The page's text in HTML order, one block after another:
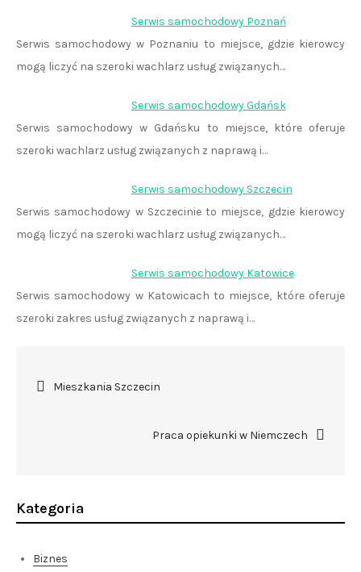
Serwis samochodowy Poznań
Serwis samochodowy w Poznaniu to miejsce, gdzie kierowcy
mogą liczyć na szeroki wachlarz usług związanych…
Serwis samochodowy Gdańsk
Serwis samochodowy w Gdańsku to miejsce, które oferuje
szeroki wachlarz usług związanych z naprawą i…
Serwis samochodowy Szczecin
Serwis samochodowy w Szczecinie to miejsce, gdzie kierowcy
mogą liczyć na szeroki wachlarz usług związanych…
Serwis samochodowy Katowice
Serwis samochodowy w Katowicach to miejsce, które oferuje
szeroki zakres usług związanych z naprawą i…
Nawigacja
Mieszkania Szczecin
Praca opiekunki w Niemczech
Kategoria
Biznes